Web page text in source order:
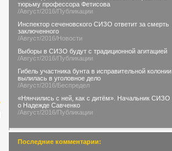
тюрьму профессора Фетисова
/Август/2016/Публикации
Инспектор сеченовского СИЗО ответит за смерть
заключенного
/Август/2016/Новости
Выборы в СИЗО будут с традиционной агитацией
/Август/2016/Публикации
Гибель участника бунта в исправительной колонии
вылилась в уголовное дело
/Август/2016/Беспредел
«Нянчились с ней, как с дитём». Начальник СИЗО
о Надежде Савченко
/Август/2016/Публикации
Последние комментарии: